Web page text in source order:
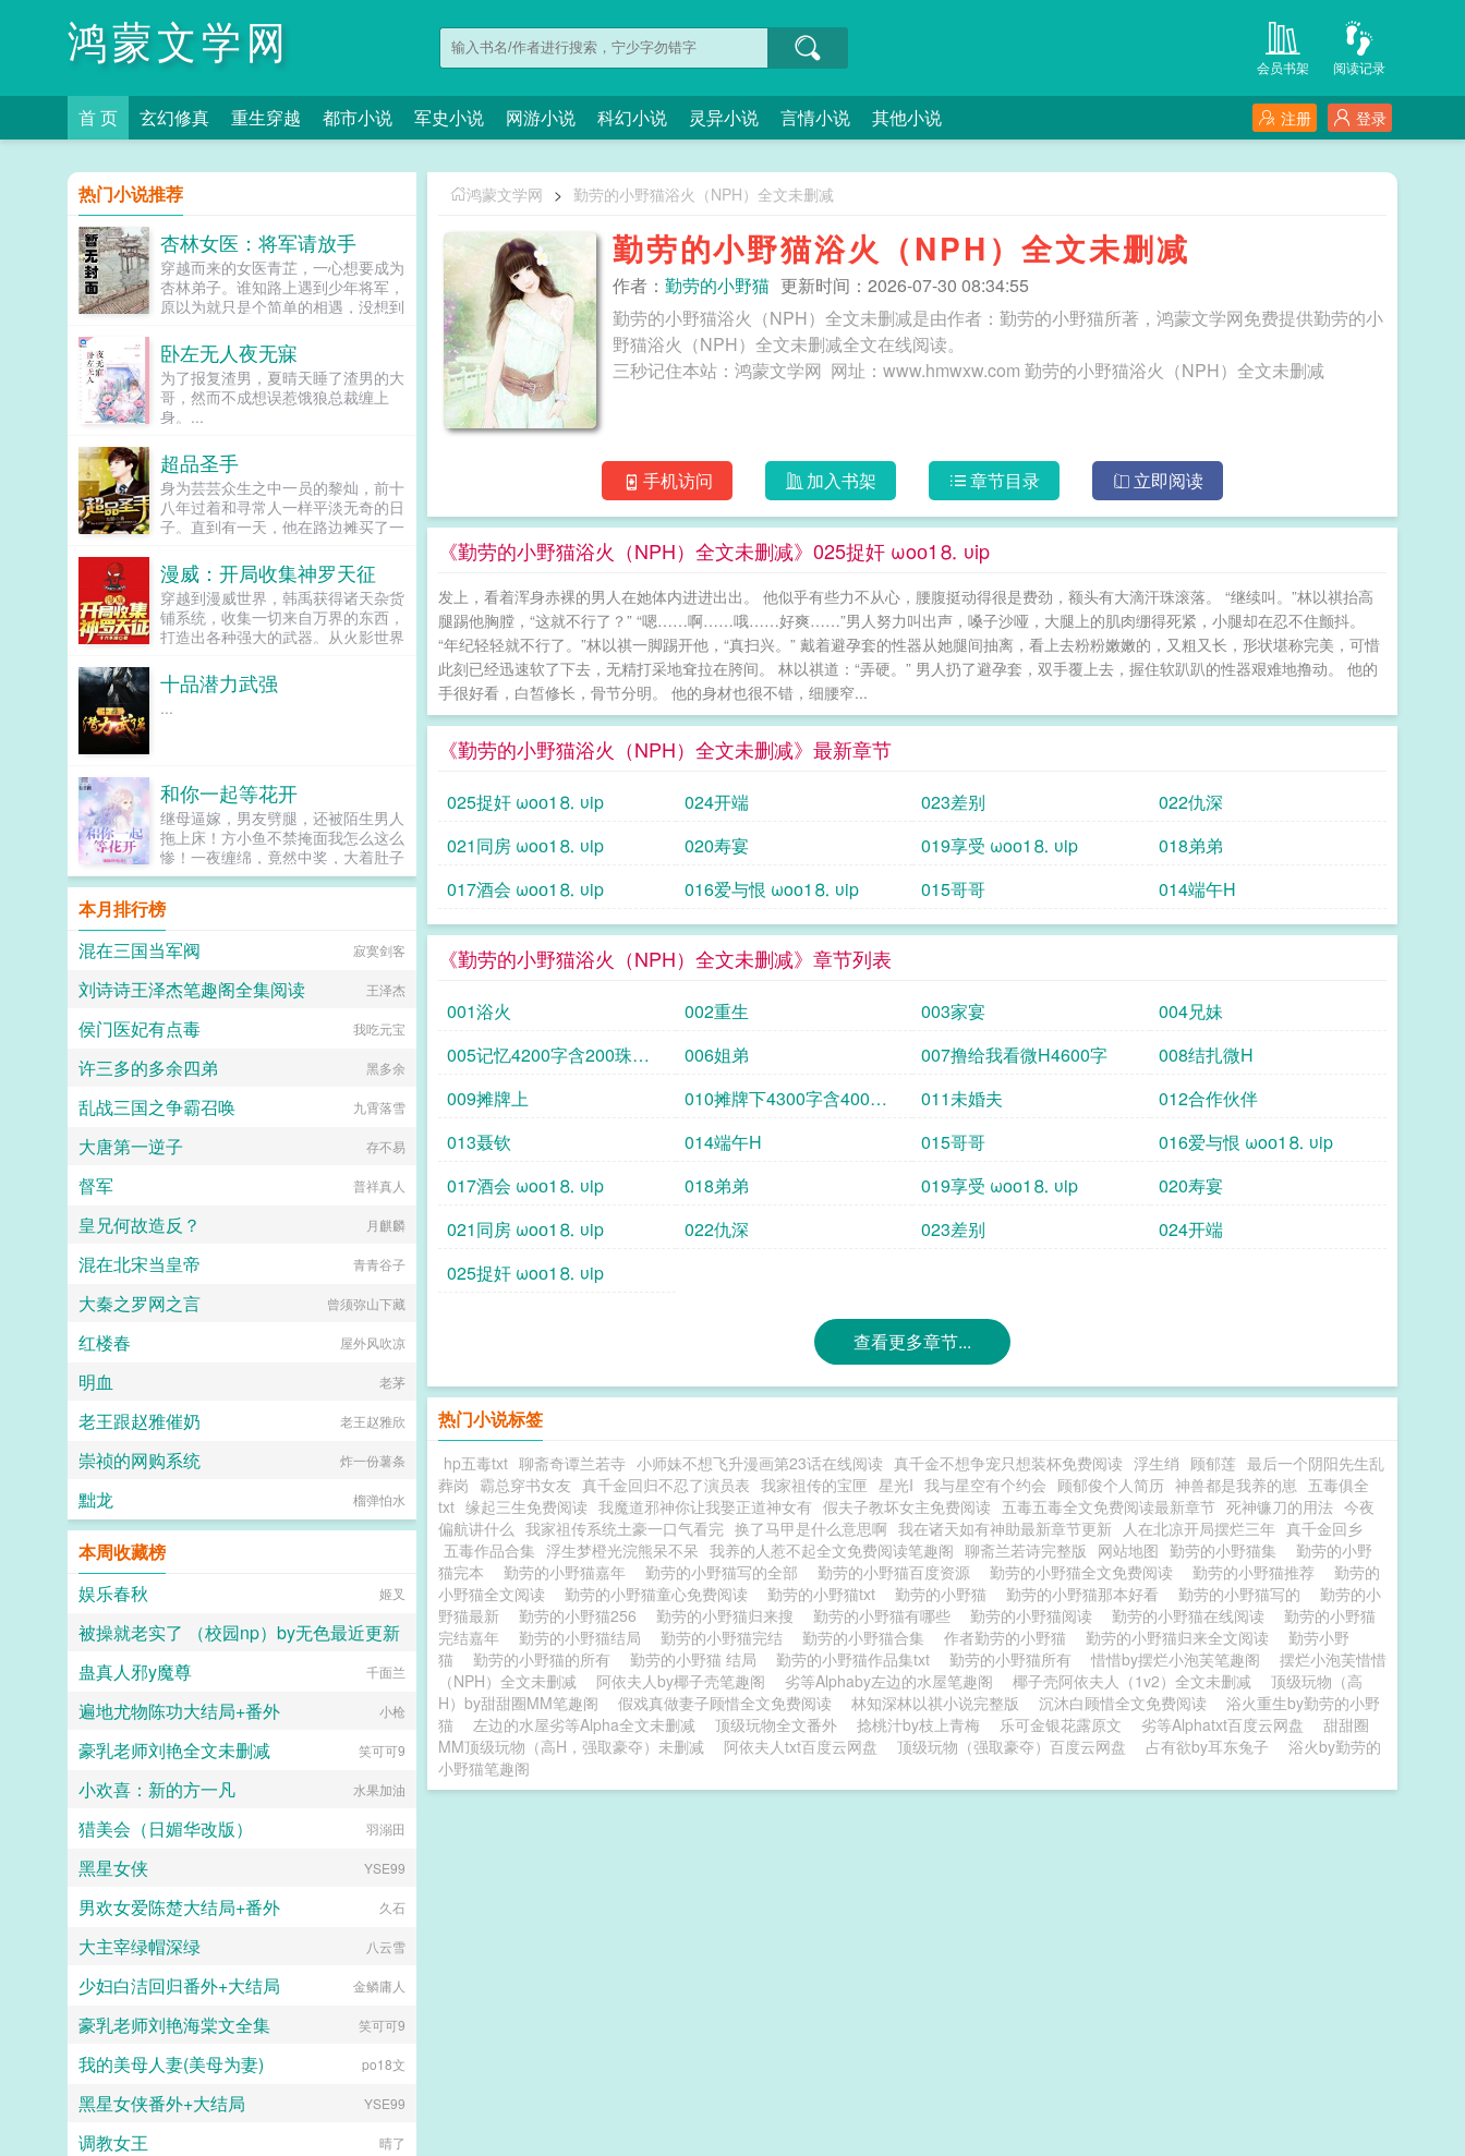
鸿蒙文学网 阅读记录
会员书架
首 页 玄幻修真 重生穿越 都市小说 军史小说 网游小说 科幻小说 灵异小说 言情小说 其他小说 登录
注册
鸿蒙文学网 > 勤劳的小野猫浴火（NPH）全文未删减
勤劳的小野猫浴火（NPH）全文未删减
作者： 勤劳的小野猫 更新时间：2026-07-30 08:34:55
勤劳的小野猫浴火（NPH）全文未删减是由作者：勤劳的小野猫所著，鸿蒙文学网免费提供勤劳的小
野猫浴火（NPH）全文未删减全文在线阅读。
三秒记住本站：鸿蒙文学网 网址：www.hmwxw.com 勤劳的小野猫浴火（NPH）全文未删减
手机访问 加入书架 章节目录 立即阅读
《勤劳的小野猫浴火（NPH）全文未删减》025捉奸 ωoо1⒏ υip
发上，看着浑身赤裸的男人在她体内进进出出。 他似乎有些力不从心，腰腹挺动得很是费劲，额头有大滴汗珠滚落。 “继续叫。”林以祺抬高
腿踢他胸膛，“这就不行了？” “嗯……啊……哦……好爽……”男人努力叫出声，嗓子沙哑，大腿上的肌肉绷得死紧，小腿却在忍不住颤抖。
“年纪轻轻就不行了。”林以祺一脚踢开他，“真扫兴。” 戴着避孕套的性器从她腿间抽离，看上去粉粉嫩嫩的，又粗又长，形状堪称完美，可惜
此刻已经迅速软了下去，无精打采地耷拉在胯间。 林以祺道：“弄硬。” 男人扔了避孕套，双手覆上去，握住软趴趴的性器艰难地撸动。 他的
手很好看，白皙修长，骨节分明。 他的身材也很不错，细腰窄...
《勤劳的小野猫浴火（NPH）全文未删减》最新章节
025捉奸 ωoо1⒏ υip 024开端 023差别
022仇深
021同房 ωoо1⒏ υip
020寿宴 019享受 ωoо1⒏ υip
018弟弟
017酒会 ωoо1⒏ υip
016爱与恨 ωoо1⒏ υip 015哥哥 014端午H
《勤劳的小野猫浴火（NPH）全文未删减》章节列表
001浴火 002重生 003家宴
004兄妹
005记忆4200字含200珠加
更
006姐弟 007撸给我看微H4600字
008结扎微H
009摊牌上
010摊牌下4300字含400珠
加更
011未婚夫
012合作伙伴
013聂钦
014端午H 015哥哥
016爱与恨 ωoо1⒏ υip
017酒会 ωoо1⒏ υip
018弟弟 019享受 ωoо1⒏ υip
020寿宴
021同房 ωoо1⒏ υip
022仇深 023差别
024开端
025捉奸 ωoо1⒏ υip
查看更多章节...
热门小说标签
hp五毒txt 聊斋奇谭兰若寺 小师妹不想飞升漫画第23话在线阅读 真千金不想争宠只想装杯免费阅读 浮生绡 顾郁莲 最后一个阴阳先生乱
葬岗 霸总穿书女友 真千金回归不忍了演员表 我家祖传的宝匣 星光I 我与星空有个约会 顾郁俊个人简历 神兽都是我养的崽 五毒俱全
txt 缘起三生免费阅读 我魔道邪神你让我娶正道神女有 假夫子教坏女主免费阅读 五毒五毒全文免费阅读最新章节 死神镰刀的用法 今夜
偏航讲什么 我家祖传系统土豪一口气看完 换了马甲是什么意思啊 我在诸天如有神助最新章节更新 人在北凉开局摆烂三年 真千金回乡
五毒作品合集 浮生梦橙光浣熊呆不呆 我养的人惹不起全文免费阅读笔趣阁 聊斋兰若诗完整版 网站地图 勤劳的小野猫集
勤劳的小野
猫完本
勤劳的小野猫嘉年 勤劳的小野猫写的全部 勤劳的小野猫百度资源 勤劳的小野猫全文免费阅读 勤劳的小野猫推荐
勤劳的
小野猫全文阅读
勤劳的小野猫童心免费阅读 勤劳的小野猫txt 勤劳的小野猫 勤劳的小野猫那本好看 勤劳的小野猫写的
勤劳的小
野猫最新
勤劳的小野猫256 勤劳的小野猫归来搜 勤劳的小野猫有哪些 勤劳的小野猫阅读 勤劳的小野猫在线阅读
勤劳的小野猫
完结嘉年
勤劳的小野猫结局 勤劳的小野猫完结 勤劳的小野猫合集 作者勤劳的小野猫 勤劳的小野猫归来全文阅读
勤劳小野
猫
勤劳的小野猫的所有 勤劳的小野猫 结局 勤劳的小野猫作品集txt 勤劳的小野猫所有 惜惜by摆烂小泡芙笔趣阁
摆烂小泡芙惜惜
（NPH）全文未删减
阿依夫人by椰子壳笔趣阁 劣等Alphaby左边的水屋笔趣阁 椰子壳阿依夫人（1v2）全文未删减
顶级玩物（高
H）by甜甜圈MM笔趣阁
假戏真做妻子顾惜全文免费阅读 林知深林以祺小说完整版 沉沐白顾惜全文免费阅读
浴火重生by勤劳的小野
猫
左边的水屋劣等Alpha全文未删减 顶级玩物全文番外 捻桃汁by枝上青梅 乐可金银花露原文 劣等Alphatxt百度云网盘
甜甜圈
MM顶级玩物（高H，强取豪夺）未删减
阿依夫人txt百度云网盘 顶级玩物（强取豪夺）百度云网盘 占有欲by耳东兔子
浴火by勤劳的
小野猫笔趣阁
热门小说推荐
杏林女医：将军请放手
穿越而来的女医青芷，一心想要成为
杏林弟子。谁知路上遇到少年将军，
原以为就只是个简单的相遇，没想到
命丧小树林。快把发带还给我。她，
怒气冲冲，似恼，似急，似娇嗔。想
要，自己来取。他，勾起唇角，似
邪，似魅，似迷恋。她则直接扑了过
去，手伸向那邪魅男子的胸口处若干
神医素问？不，她只是众将士眼中的
忧伤青丝带。若干年后，你以为他还
是令人闻风丧胆的腹黑将军？不，他
只是众将士眼中的惧内纸老虎。展开
卧左无人夜无寐
为了报复渣男，夏晴天睡了渣男的大
哥，然而不成想误惹饿狼总裁缠上
身。...
超品圣手
身为芸芸众生之中一员的黎灿，前十
八年过着和寻常人一样平淡无奇的日
子。直到有一天，他在路边摊买了一
水起。励志考上医科大学的黎灿，扮
猪吃老虎的装叉人生。...
漫威：开局收集神罗天征
穿越到漫威世界，韩禹获得诸天杂货
铺系统，收集一切来自万界的东西，
打造出各种强大的武器。从火影世界
锤子在我这连打铁的工具都算不上。
钢铁侠斯塔克绿灯戒指？居然有比我
方舟反应堆还强的能量源？火拳艾斯
连佩恩的地爆天星都能轻松捏碎！灭
霸我就是死在这，从飞船上跳下去，
也不可能去求韩禹给我打造武器！韩
老板，能不能给我打造一只手套，能
控制无限宝石的那种...
十品潜力武强
...
和你一起等花开
继母逼嫁，男友劈腿，还被陌生男人
拖上床！方小鱼不禁掩面我怎么这么
惨！一夜缠绵，竟然中奖，大着肚子
的她又被赶出家门，方小鱼长叹原来
没有最惨，只有更惨！谁知时来运
转，带着包子的方小鱼竟被传说中的
高冷总裁捡回家。从此，上班有人
送，下班有人接，包子还有人带，只
总裁大人又一次扑倒的方小鱼不由大
本月排行榜
混在三国当军阀
寂寞剑客
刘诗诗王泽杰笔趣阁全集阅读 王泽杰
侯门医妃有点毒 我吃元宝
许三多的多余四弟 黑多余
乱战三国之争霸召唤 九霄落雪
大唐第一逆子 存不易
督军 普祥真人
皇兄何故造反？ 月麒麟
混在北宋当皇帝 青青谷子
大秦之罗网之言 曾须弥山下藏
红楼春 屋外风吹凉
明血 老茅
老王跟赵雅催奶 老王赵雅欣
崇祯的网购系统 炸一份薯条
黜龙 榴弹怕水
本周收藏榜
娱乐春秋
姬叉
被操就老实了 （校园np）by无色最近更新
无色
蛊真人邪y魔尊 千面兰
遍地尤物陈功大结局+番外 小枪
豪乳老师刘艳全文未删减 笑可可9
小欢喜：新的方一凡 水果加油
猎美会（日媚华改版） 羽溺田
黑星女侠 YSE99
男欢女爱陈楚大结局+番外 久石
大主宰绿帽深绿 八云雪
少妇白洁回归番外+大结局 金鳞庸人
豪乳老师刘艳海棠文全集 笑可可9
我的美母人妻(美母为妻) po18文
黑星女侠番外+大结局 YSE99
调教女王 晴了